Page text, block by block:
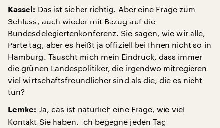
Kassel: Das ist sicher richtig. Aber eine Frage zum
Schluss, auch wieder mit Bezug auf die
Bundesdelegiertenkonferenz. Sie sagen, wie wir alle,
Parteitag, aber es heißt ja offiziell bei Ihnen nicht so in
Hamburg. Täuscht mich mein Eindruck, dass immer
die grünen Landespolitiker, die irgendwo mitregieren
viel wirtschaftsfreundlicher sind als die, die es nicht
tun?
Lemke: Ja, das ist natürlich eine Frage, wie viel
Kontakt Sie haben. Ich begegne jeden Tag